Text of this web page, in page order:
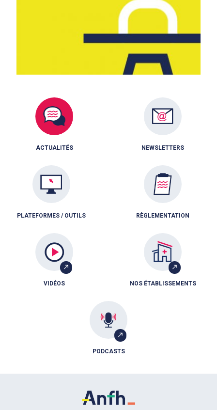
ACTUALITÉS NEWSLETTERS
PLATEFORMES / OUTILS RÈGLEMENTATION
VIDÉOS NOS ÉTABLISSEMENTS
PODCASTS